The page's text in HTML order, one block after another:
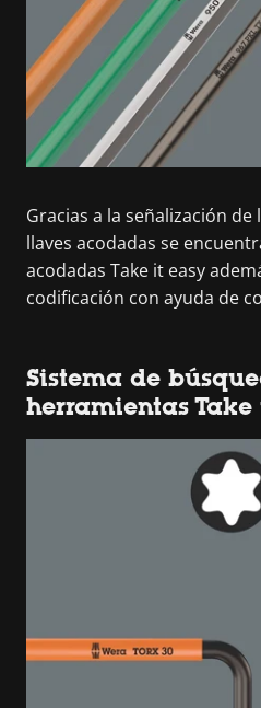
Gracias a la señalización
llaves acodadas se
acodadas Take it easy
codificación con ayuda de
Sistema de
herramientas Take